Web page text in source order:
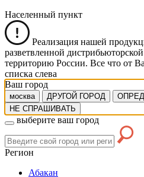
Населенный пункт
Реализация нашей
разветвленной
территорию России. Все что от
списка слева
Ваш город
москва ДРУГОЙ ГОРОД
НЕ СПРАШИВАТЬ
выберите ваш город
Регион
Абакан